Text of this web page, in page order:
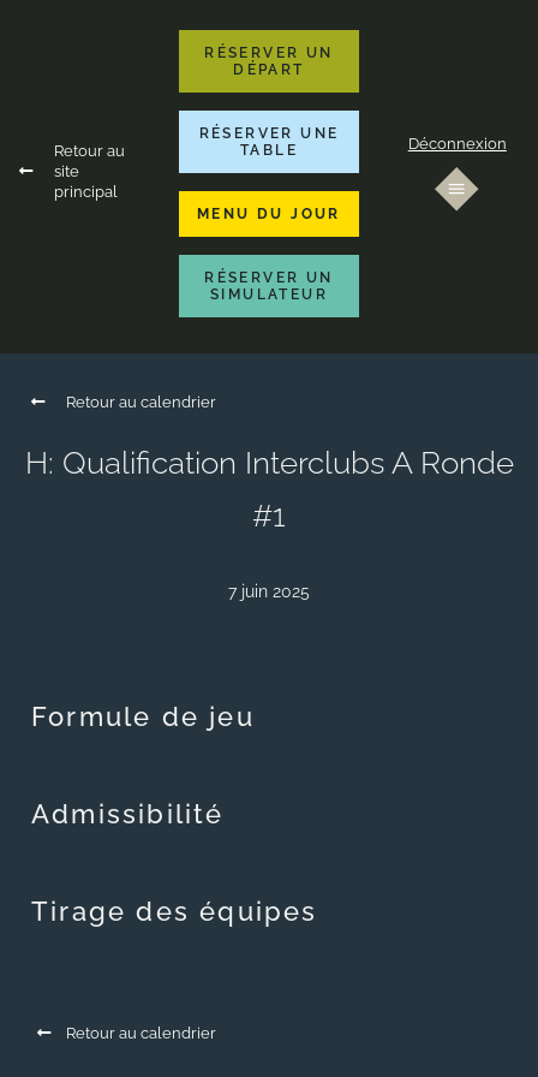
Retour au
site
principal
RÉSERVER UN
DÉPART
RÉSERVER UNE
TABLE
MENU DU JOUR
RÉSERVER UN
SIMULATEUR
Déconnexion
Retour au calendrier
H: Qualification Interclubs A Ronde
#1
7 juin 2025
Formule de jeu
Admissibilité
Tirage des équipes
Retour au calendrier